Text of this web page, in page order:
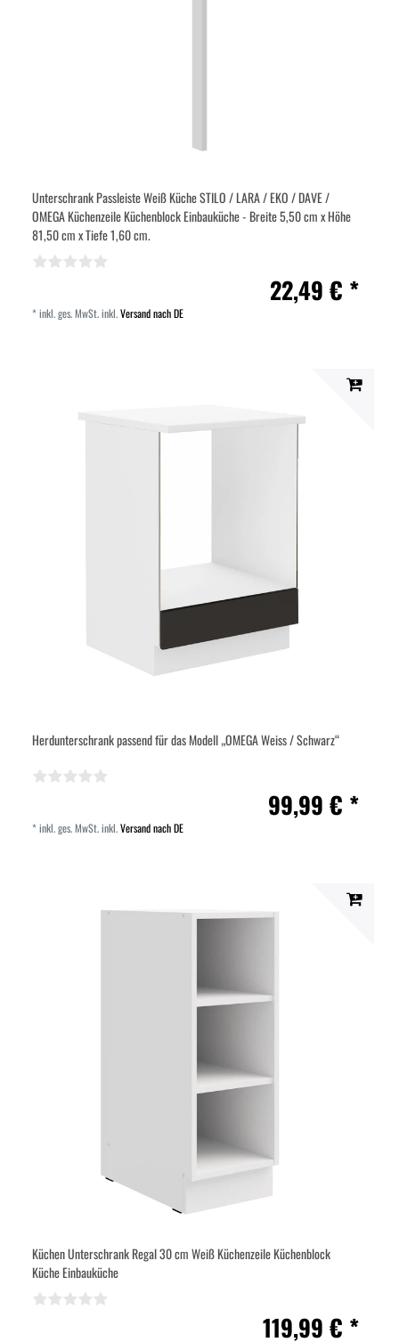
Unterschrank Passleiste Weiß Küche STILO / LARA / EKO / DAVE /
OMEGA Küchenzeile Küchenblock Einbauküche - Breite 5,50 cm x Höhe
81,50 cm x Tiefe 1,60 cm.
22,49 € *
*inkl. ges. MwSt.inkl.Versand nach DE
Herdunterschrank passend für das Modell „OMEGA Weiss / Schwarz“
99,99 € *
*inkl. ges. MwSt.inkl.Versand nach DE
Küchen Unterschrank Regal 30 cm Weiß Küchenzeile Küchenblock
Küche Einbauküche
119,99 € *